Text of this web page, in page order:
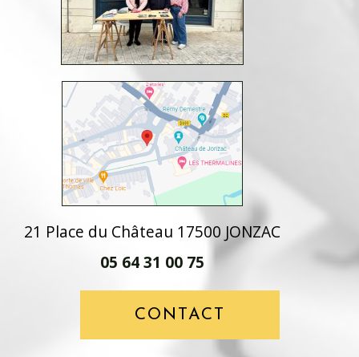
21 Place du Château 17500 JONZAC
05 64 31 00 75
CONTACT